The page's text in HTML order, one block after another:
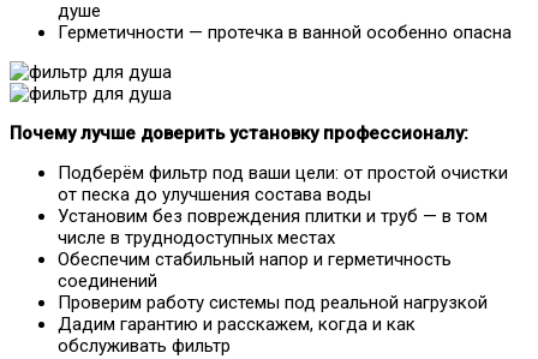
душе
Герметичности — протечка в ванной особенно опасна
Почему лучше доверить установку профессионалу:
Подберём фильтр под ваши цели: от простой очистки
от песка до улучшения состава воды
Установим без повреждения плитки и труб — в том
числе в труднодоступных местах
Обеспечим стабильный напор и герметичность
соединений
Проверим работу системы под реальной нагрузкой
Дадим гарантию и расскажем, когда и как
обслуживать фильтр